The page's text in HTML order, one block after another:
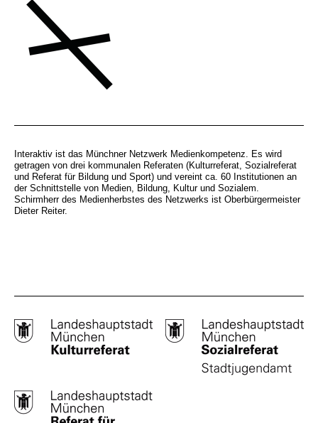
Interaktiv ist das Münchner Netzwerk Medienkompetenz. Es wird
getragen von drei kommunalen Referaten (Kulturreferat, Sozialreferat
und Referat für Bildung und Sport) und vereint ca. 60 Institutionen an
der Schnittstelle von Medien, Bildung, Kultur und Sozialem.
Schirmherr des Medienherbstes des Netzwerks ist Oberbürgermeister
Dieter Reiter.